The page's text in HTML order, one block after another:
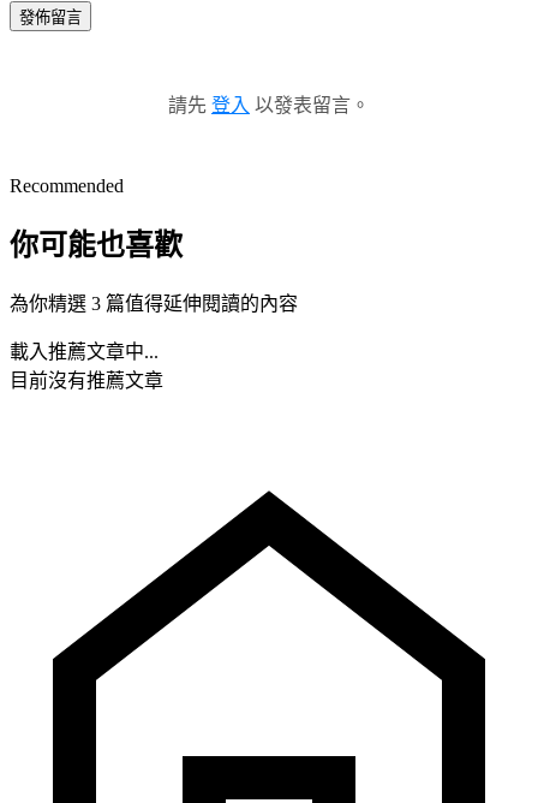
發佈留言
請先 登入 以發表留言。
Recommended
你可能也喜歡
為你精選 3 篇值得延伸閱讀的內容
載入推薦文章中...
目前沒有推薦文章